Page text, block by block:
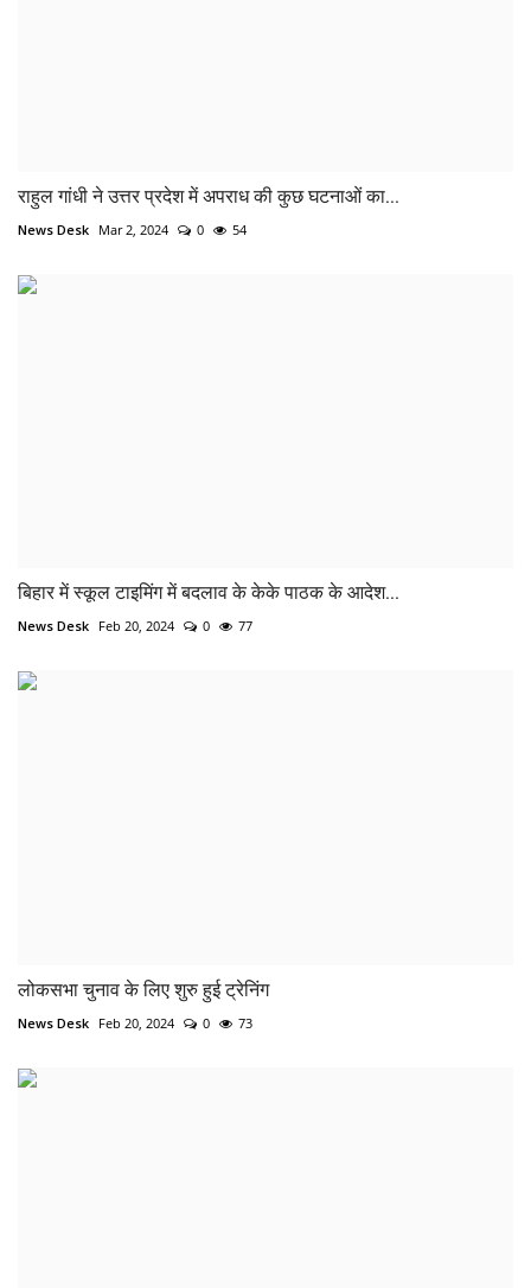
राहुल गांधी ने उत्तर प्रदेश में अपराध की कुछ घटनाओं का...
News Desk Mar 2, 2024 0 54
बिहार में स्कूल टाइमिंग में बदलाव के केके पाठक के आदेश...
News Desk Feb 20, 2024 0 77
लोकसभा चुनाव के लिए शुरु हुई ट्रेनिंग
News Desk Feb 20, 2024 0 73